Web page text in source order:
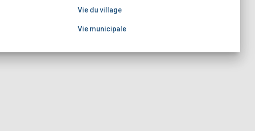
Vie du village
Vie municipale